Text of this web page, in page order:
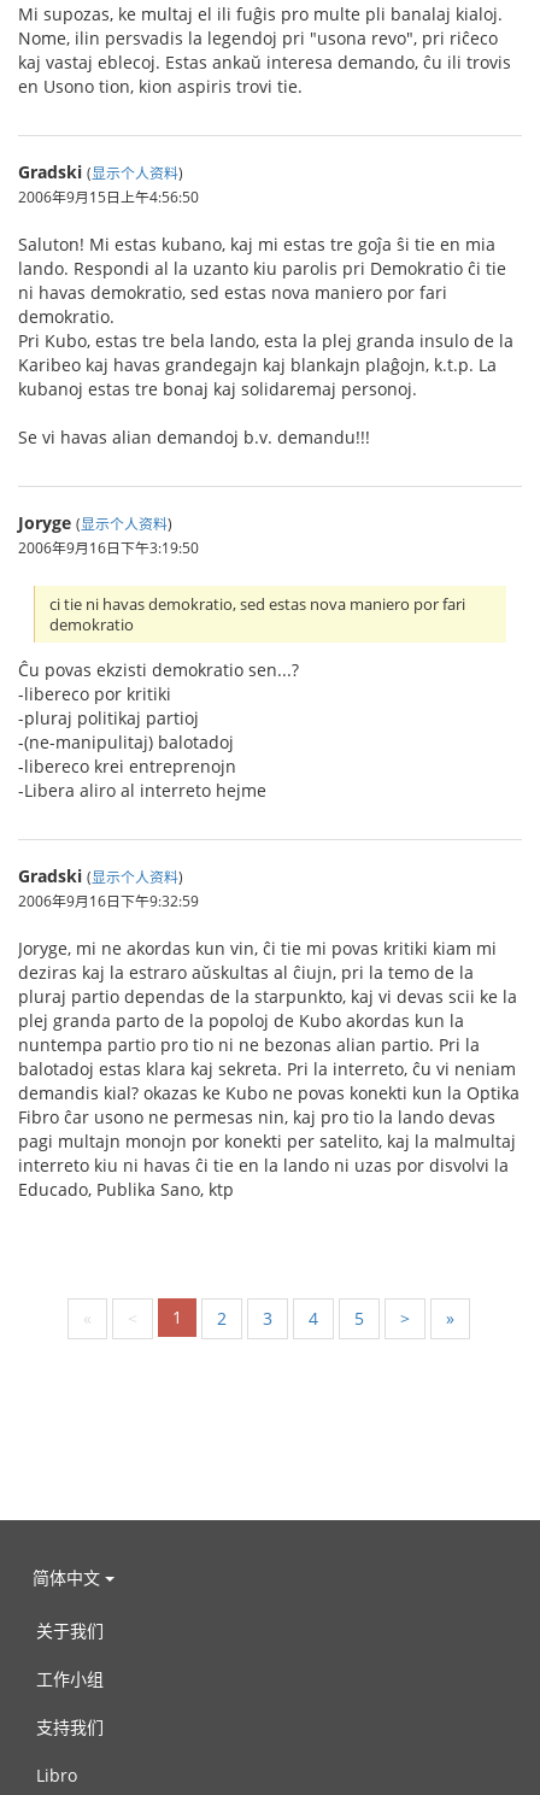
Mi supozas, ke multaj el ili fuĝis pro multe pli banalaj kialoj.
Nome, ilin persvadis la legendoj pri "usona revo", pri riĉeco
kaj vastaj eblecoj. Estas ankaŭ interesa demando, ĉu ili trovis
en Usono tion, kion aspiris trovi tie.
Gradski (显示个人资料)
2006年9月15日上午4:56:50
Saluton! Mi estas kubano, kaj mi estas tre goĵa ŝi tie en mia
lando. Respondi al la uzanto kiu parolis pri Demokratio ĉi tie
ni havas demokratio, sed estas nova maniero por fari
demokratio.
Pri Kubo, estas tre bela lando, esta la plej granda insulo de la
Karibeo kaj havas grandegajn kaj blankajn plaĝojn, k.t.p. La
kubanoj estas tre bonaj kaj solidaremaj personoj.
Se vi havas alian demandoj b.v. demandu!!!
Joryge (显示个人资料)
2006年9月16日下午3:19:50
ci tie ni havas demokratio, sed estas nova maniero por fari
demokratio
Ĉu povas ekzisti demokratio sen...?
-libereco por kritiki
-pluraj politikaj partioj
-(ne-manipulitaj) balotadoj
-libereco krei entreprenojn
-Libera aliro al interreto hejme
Gradski (显示个人资料)
2006年9月16日下午9:32:59
Joryge, mi ne akordas kun vin, ĉi tie mi povas kritiki kiam mi
deziras kaj la estraro aŭskultas al ĉiujn, pri la temo de la
pluraj partio dependas de la starpunkto, kaj vi devas scii ke la
plej granda parto de la popoloj de Kubo akordas kun la
nuntempa partio pro tio ni ne bezonas alian partio. Pri la
balotadoj estas klara kaj sekreta. Pri la interreto, ĉu vi neniam
demandis kial? okazas ke Kubo ne povas konekti kun la Optika
Fibro ĉar usono ne permesas nin, kaj pro tio la lando devas
pagi multajn monojn por konekti per satelito, kaj la malmultaj
interreto kiu ni havas ĉi tie en la lando ni uzas por disvolvi la
Educado, Publika Sano, ktp
« < 1 2 3 4 5 > »
简体中文
关于我们
工作小组
支持我们
Libro